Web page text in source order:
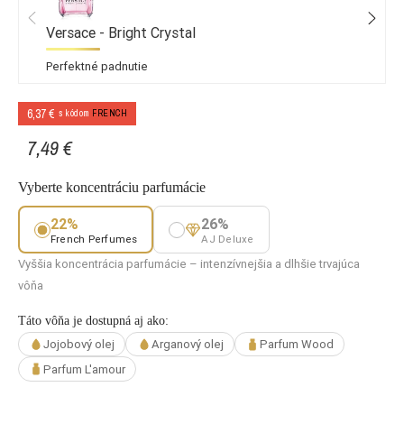
Versace - Bright Crystal
Perfektné padnutie
6,37 € s kódom FRENCH
7,49 €
Vyberte koncentráciu parfumácie
22%
French Perfumes
26%
AJ Deluxe
Vyššia koncentrácia parfumácie – intenzívnejšia a dlhšie trvajúca
vôňa
Táto vôňa je dostupná aj ako:
Jojobový olej Arganový olej
Parfum Wood
Parfum L'amour